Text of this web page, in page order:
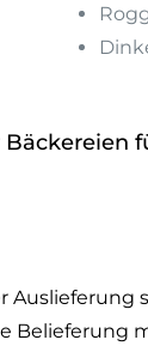
Belieferung